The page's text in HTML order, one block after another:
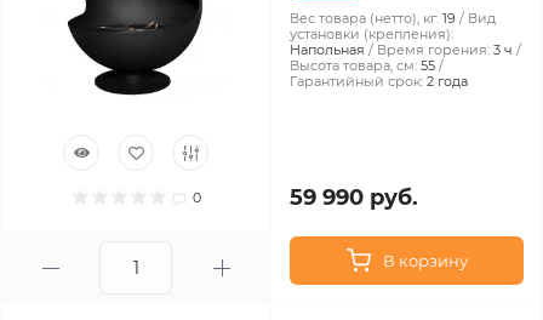
0
Вес товара (нетто), кг: 19
Вид
установки (крепления):
Напольная
Время горения: 3 ч
Высота товара, см: 55
Гарантийный срок: 2 года
59 990 руб.
В корзину